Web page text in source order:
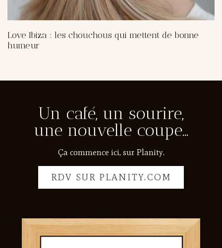
Love Ibiza : les chouchous qui mettent de bonne
humeur
Un café, un sourire,
une nouvelle coupe…
Ça commence ici, sur Planity.
RDV SUR PLANITY.COM